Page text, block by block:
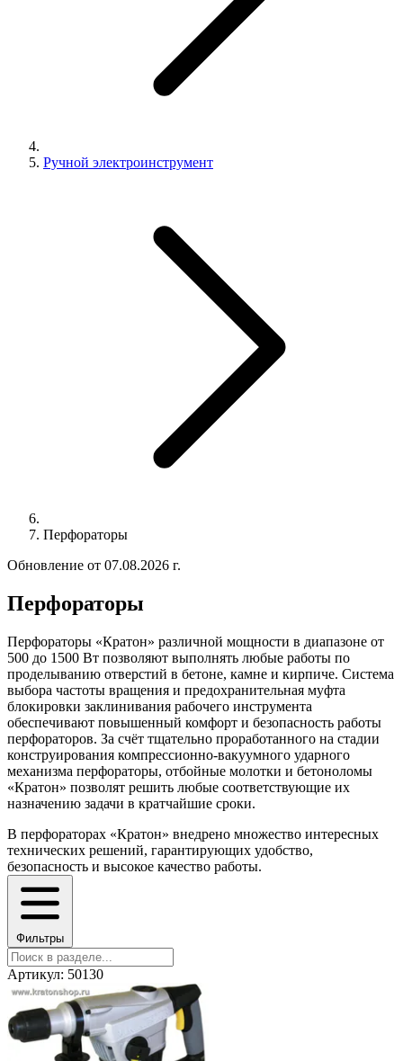
Ручной электроинструмент
Перфораторы
Обновление от 07.08.2026 г.
Перфораторы
Перфораторы «Кратон» различной мощности в диапазоне от
500 до 1500 Вт позволяют выполнять любые работы по
проделыванию отверстий в бетоне, камне и кирпиче. Система
выбора частоты вращения и предохранительная муфта
блокировки заклинивания рабочего инструмента
обеспечивают повышенный комфорт и безопасность работы
перфораторов. За счёт тщательно проработанного на стадии
конструирования компрессионно-вакуумного ударного
механизма перфораторы, отбойные молотки и бетоноломы
«Кратон» позволят решить любые соответствующие их
назначению задачи в кратчайшие сроки.
В перфораторах «Кратон» внедрено множество интересных
технических решений, гарантирующих удобство,
безопасность и высокое качество работы.
Фильтры
Артикул: 50130